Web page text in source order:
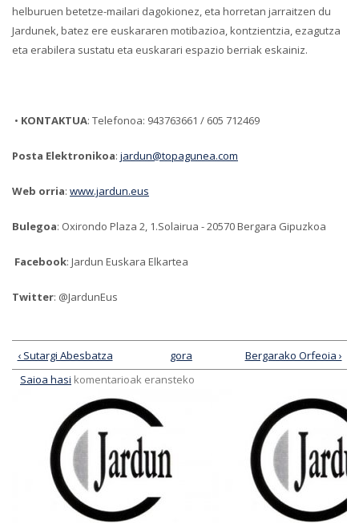
helburuen betetze-mailari dagokionez, eta horretan jarraitzen du
Jardunek, batez ere euskararen motibazioa, kontzientzia, ezagutza
eta erabilera sustatu eta euskarari espazio berriak eskainiz.
• KONTAKTUA: Telefonoa: 943763661 / 605 712469
Posta Elektronikoa: jardun@topagunea.com
Web orria: www.jardun.eus
Bulegoa: Oxirondo Plaza 2, 1.Solairua - 20570 Bergara Gipuzkoa
Facebook: Jardun Euskara Elkartea
Twitter: @JardunEus
‹ Sutargi Abesbatza gora
Bergarako Orfeoia ›
Saioa hasi komentarioak eransteko